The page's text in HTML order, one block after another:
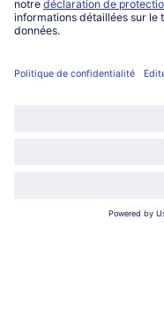
Qui sommes-nous?